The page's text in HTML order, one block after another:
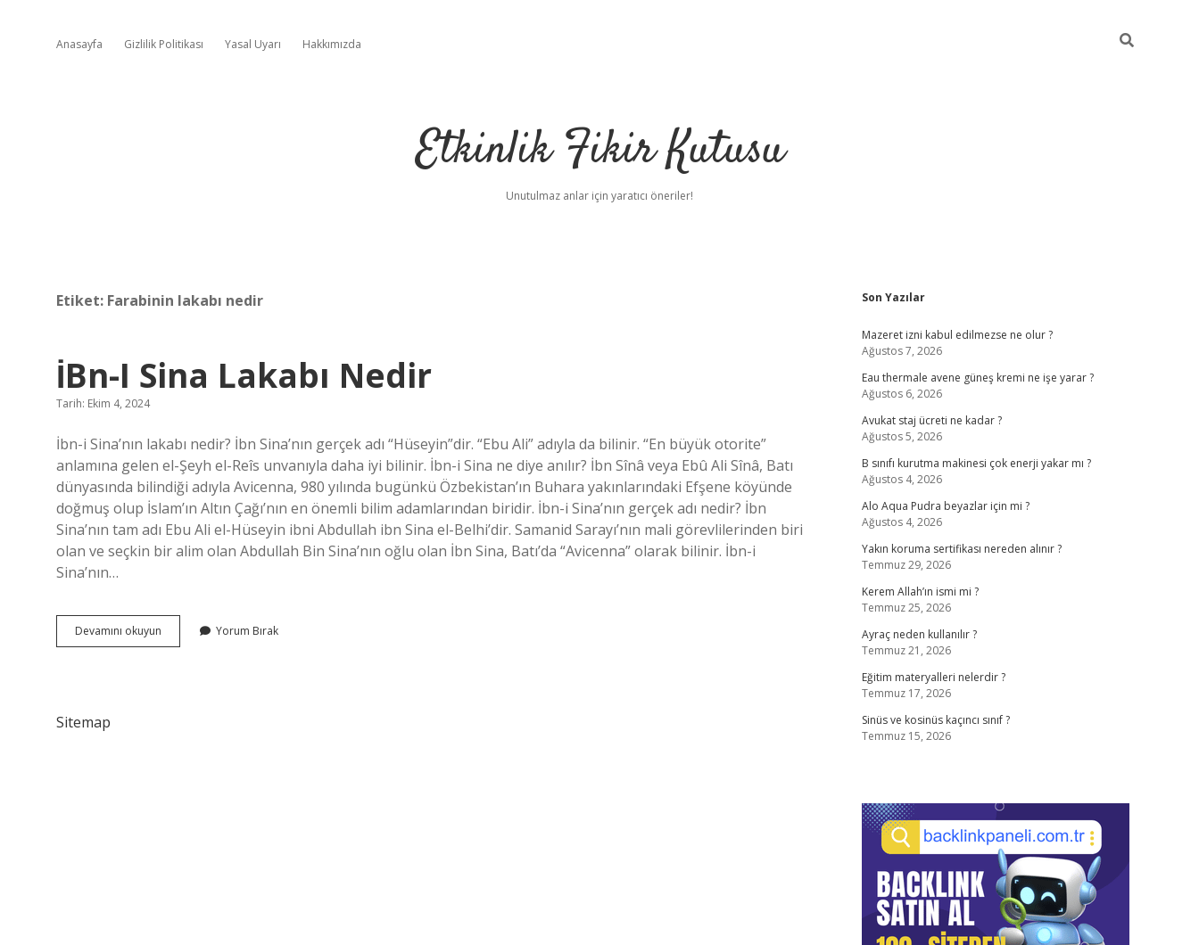
Anasayfa Gizlilik Politikası Yasal Uyarı Hakkımızda
Etkinlik Fikir Kutusu
Unutulmaz anlar için yaratıcı öneriler!
Etiket: Farabinin lakabı nedir
İBn-I Sina Lakabı Nedir
Tarih: Ekim 4, 2024
İbn-i Sina’nın lakabı nedir? İbn Sina’nın gerçek adı “Hüseyin”dir. “Ebu Ali” adıyla da bilinir. “En büyük otorite”
anlamına gelen el-Şeyh el-Reîs unvanıyla daha iyi bilinir. İbn-i Sina ne diye anılır? İbn Sînâ veya Ebû Ali Sînâ, Batı
dünyasında bilindiği adıyla Avicenna, 980 yılında bugünkü Özbekistan’ın Buhara yakınlarındaki Efşene köyünde
doğmuş olup İslam’ın Altın Çağı’nın en önemli bilim adamlarından biridir. İbn-i Sina’nın gerçek adı nedir? İbn
Sina’nın tam adı Ebu Ali el-Hüseyin ibni Abdullah ibn Sina el-Belhi’dir. Samanid Sarayı’nın mali görevlilerinden biri
olan ve seçkin bir alim olan Abdullah Bin Sina’nın oğlu olan İbn Sina, Batı’da “Avicenna” olarak bilinir. İbn-i
Sina’nın…
Devamını okuyun
I
Yorum Bırak
Sitemap
Sidebar
Son Yazılar
Mazeret izni kabul edilmezse ne olur ?
Ağustos 7, 2026
Eau thermale avene güneş kremi ne işe yarar ?
Ağustos 6, 2026
Avukat staj ücreti ne kadar ?
Ağustos 5, 2026
B sınıfı kurutma makinesi çok enerji yakar mı ?
Ağustos 4, 2026
Alo Aqua Pudra beyazlar için mi ?
Ağustos 4, 2026
Yakın koruma sertifikası nereden alınır ?
Temmuz 29, 2026
Kerem Allah’ın ismi mi ?
Temmuz 25, 2026
Ayraç neden kullanılır ?
Temmuz 21, 2026
Eğitim materyalleri nelerdir ?
Temmuz 17, 2026
Sinüs ve kosinüs kaçıncı sınıf ?
Temmuz 15, 2026